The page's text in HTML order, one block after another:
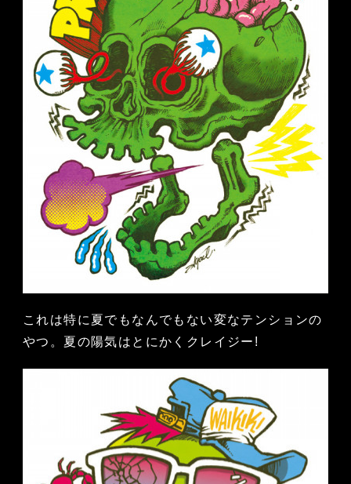
これは特に夏でもなんでもない変なテンションの
やつ。夏の陽気はとにかくクレイジー!